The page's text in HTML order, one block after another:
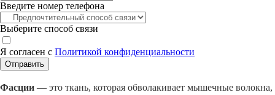
Введите номер телефона
Выберите способ связи
Я согласен с Политикой конфиденциальности
Отправить
Фасции — это ткань, которая обволакивает мышечные волокна,